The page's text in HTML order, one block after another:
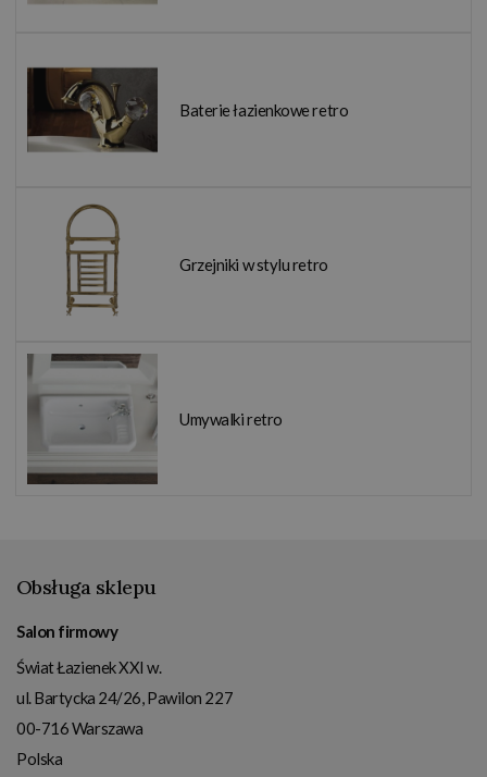
Baterie łazienkowe retro
Grzejniki w stylu retro
Umywalki retro
Obsługa sklepu
Salon firmowy
Świat Łazienek XXI w.
ul. Bartycka 24/26, Pawilon 227
00-716Warszawa
Polska